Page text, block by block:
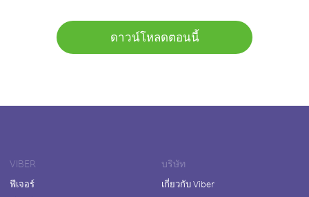
ดาวน์โหลดตอนนี้
VIBER
ฟีเจอร์
บริษัท
เกี่ยวกับ Viber